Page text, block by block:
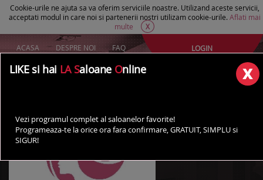
Cookie-urile ne ajuta sa va oferim serviciile noastre. Utilizand aceste servicii,
acceptati modul in care noi si partenerii nostri utilizam cookie-urile. Aflati mai
multe
X
ACASA DESPRE NOI FAQ
AI UN SALON?
LOGIN
LIKE si hai LA Saloane Online
Vezi programul complet al saloanelor favorite!
Programeaza-te la orice ora fara confirmare, GRATUIT, SIMPLU si
SIGUR!